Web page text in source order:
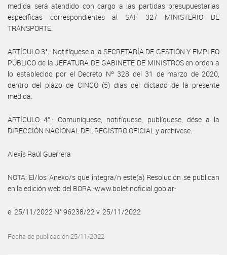
medida será atendido con cargo a las partidas presupuestarias
específicas correspondientes al SAF 327 MINISTERIO DE
TRANSPORTE.
ARTÍCULO 3°.- Notifíquese a la SECRETARÍA DE GESTIÓN Y EMPLEO
PÚBLICO de la JEFATURA DE GABINETE DE MINISTROS en orden a
lo establecido por el Decreto Nº 328 del 31 de marzo de 2020,
dentro del plazo de CINCO (5) días del dictado de la presente
medida.
ARTÍCULO 4°.- Comuníquese, notifíquese, publíquese, dése a la
DIRECCIÓN NACIONAL DEL REGISTRO OFICIAL y archívese.
Alexis Raúl Guerrera
NOTA: El/los Anexo/s que integra/n este(a) Resolución se publican
en la edición web del BORA -www.boletinoficial.gob.ar-
e. 25/11/2022 N° 96238/22 v. 25/11/2022
Fecha de publicación 25/11/2022